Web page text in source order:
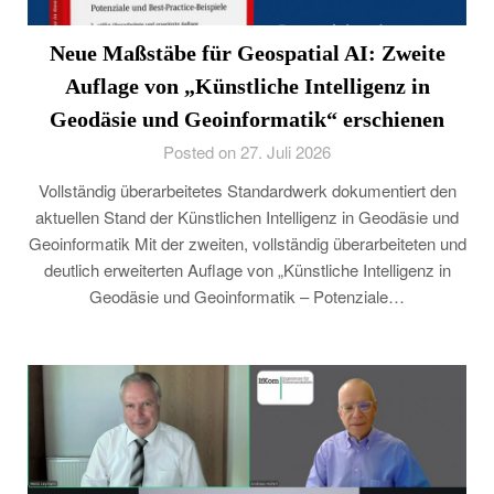
Neue Maßstäbe für Geospatial AI: Zweite
Auflage von „Künstliche Intelligenz in
Geodäsie und Geoinformatik“ erschienen
Posted on 27. Juli 2026
Vollständig überarbeitetes Standardwerk dokumentiert den
aktuellen Stand der Künstlichen Intelligenz in Geodäsie und
Geoinformatik Mit der zweiten, vollständig überarbeiteten und
deutlich erweiterten Auflage von „Künstliche Intelligenz in
Geodäsie und Geoinformatik – Potenziale…